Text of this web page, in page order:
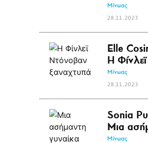
Μίνωας
28.11.2023
Elle
Η
Μίνωας
28.11.2023
Sonia
Μια
Μίνωας